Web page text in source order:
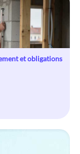
et obligations